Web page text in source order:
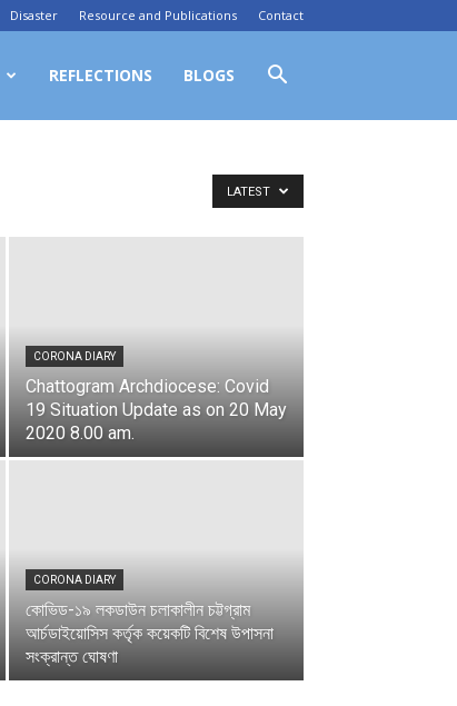
Disaster Resource and Publications Contact
REFLECTIONS BLOGS
LATEST
CORONA DIARY
Chattogram Archdiocese: Covid
19 Situation Update as on 20 May
2020 8.00 am.
CORONA DIARY
কোভিড-১৯ লকডাউন চলাকালীন চট্টগ্রাম
আর্চডাইয়োসিস কর্তৃক কয়েকটি বিশেষ উপাসনা
সংক্রান্ত ঘোষণা